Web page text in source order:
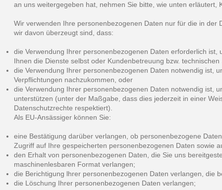
an uns weitergegeben hat, nehmen Sie bitte, wie unten erläutert,
Wir verwenden Ihre personenbezogenen Daten nur für die in der
wir davon überzeugt sind, dass:
die Verwendung Ihrer personenbezogenen Daten erforderlich
Ihnen die Dienste selbst oder Kundenbetreuung bzw.
die Verwendung Ihrer personenbezogenen Daten notwendig ist,
Verpflichtungen nachzukommen, oder
die Verwendung Ihrer personenbezogenen Daten notwendig ist,
unterstützen (unter der Maßgabe, dass dies jederzeit in einer
Datenschutzrechte respektiert).
Als EU-Ansässiger können Sie:
eine Bestätigung darüber verlangen, ob personenbezogene
Zugriff auf Ihre gespeicherten personenbezogenen Daten sowie
den Erhalt von personenbezogenen Daten, die Sie uns
maschinenlesbaren Format verlangen;
die Berichtigung lhrer personenbezogenen Daten verlangen, die
die Löschung Ihrer personenbezogenen Daten verlangen;